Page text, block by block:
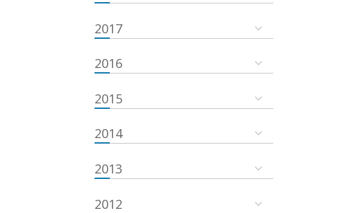
2017
2016
2015
2014
2013
2012